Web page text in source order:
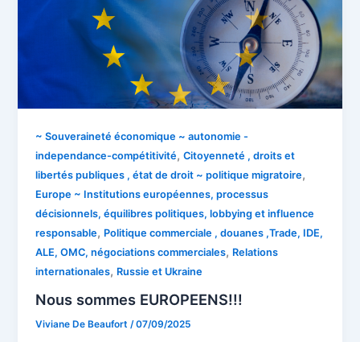
~ Souveraineté économique ~ autonomie -
independance-compétitivité,Citoyenneté , droits et
libertés publiques , état de droit ~ politique migratoire,
Europe ~ Institutions européennes, processus
décisionnels, équilibres politiques, lobbying et influence
responsable, Politique commerciale , douanes ,Trade, IDE,
ALE, OMC, négociations commerciales, Relations
internationales, Russie et Ukraine
Nous sommes EUROPEENS!!!
Viviane De Beaufort /07/09/2025